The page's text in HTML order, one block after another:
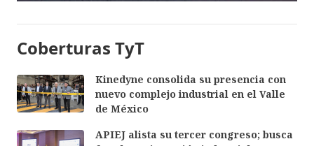
Coberturas TyT
Kinedyne consolida su presencia con
nuevo complejo industrial en el Valle
de México
APIEJ alista su tercer congreso; busca